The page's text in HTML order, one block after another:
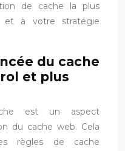
de cache la plus
et à votre stratégie
du cache
et plus
est un aspect
du cache web. Cela
règles de cache